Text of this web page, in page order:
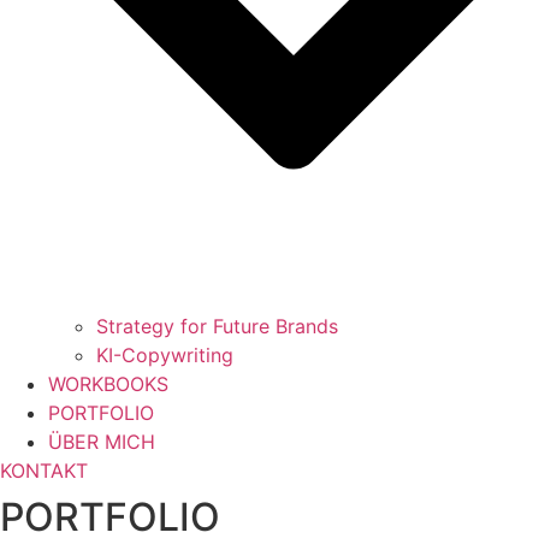
Strategy for Future Brands
KI-Copywriting
WORKBOOKS
PORTFOLIO
ÜBER MICH
KONTAKT
PORTFOLIO